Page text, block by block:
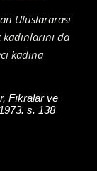
Uluslararası
da
kadına
Fıkralar ve
s. 138